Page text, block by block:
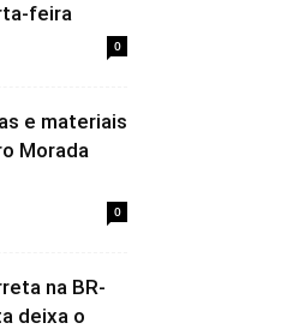
feira
0
e materiais
Morada
0
na BR-
deixa o